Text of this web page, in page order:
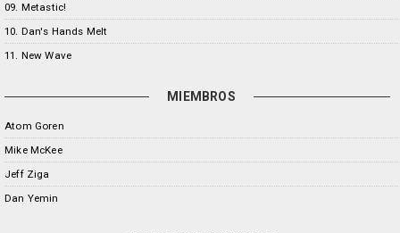
09. Metastic!
10. Dan's Hands Melt
11. New Wave
MIEMBROS
Atom Goren
Mike McKee
Jeff Ziga
Dan Yemin